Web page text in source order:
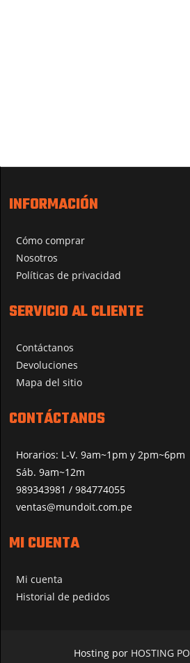
INFORMACIÓN
Cómo comprar
Nosotros
Políticas de privacidad
SERVICIO AL CLIENTE
Contáctanos
Devoluciones
Mapa del sitio
CONTÁCTANOS
Horarios: L-V. 9am~1pm y 2pm~6pm
Sáb. 9am~12m
989343981 / 984774055
ventas@mundoit.com.pe
MI CUENTA
Mi cuenta
Historial de pedidos
Hosting por HOSTING